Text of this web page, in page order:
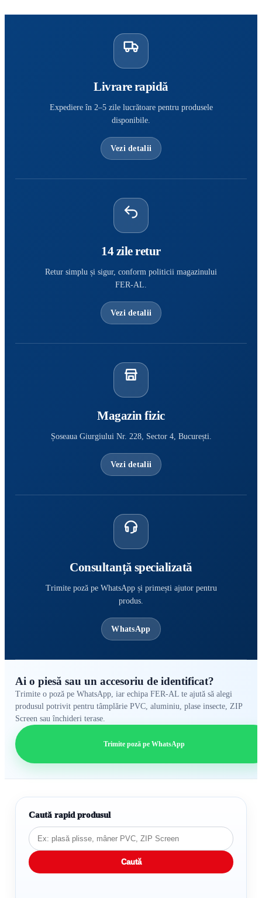
Livrare rapidă
Expediere în 2–5 zile lucrătoare pentru produsele
disponibile.
Vezi detalii
14 zile retur
Retur simplu și sigur, conform politicii magazinului
FER-AL.
Vezi detalii
Magazin fizic
Șoseaua Giurgiului Nr. 228, Sector 4, București.
Vezi detalii
Consultanță specializată
Trimite poză pe WhatsApp și primești ajutor pentru
produs.
WhatsApp
Ai o piesă sau un accesoriu de identificat?
Trimite o poză pe WhatsApp, iar echipa FER-AL te ajută să alegi
produsul potrivit pentru tâmplărie PVC, aluminiu, plase insecte, ZIP
Screen sau închideri terase.
Trimite poză pe WhatsApp
Caută rapid produsul
Caută